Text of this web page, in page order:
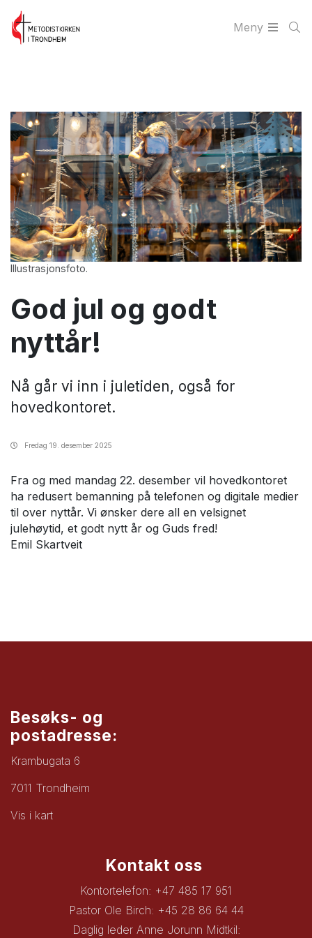
Meny
Illustrasjonsfoto.
God jul og godt
nyttår!
Nå går vi inn i juletiden, også for
hovedkontoret.
Fredag 19. desember 2025
Fra og med mandag 22. desember vil hovedkontoret
ha redusert bemanning på telefonen og digitale medier
til over nyttår. Vi ønsker dere all en velsignet
julehøytid, et godt nytt år og Guds fred!
Emil Skartveit
Besøks- og
postadresse:
Krambugata 6
7011 Trondheim
Vis i kart
Kontakt oss
Kontortelefon: +47 485 17 951
Pastor Ole Birch: +45 28 86 64 44
Daglig leder Anne Jorunn Midtkil: